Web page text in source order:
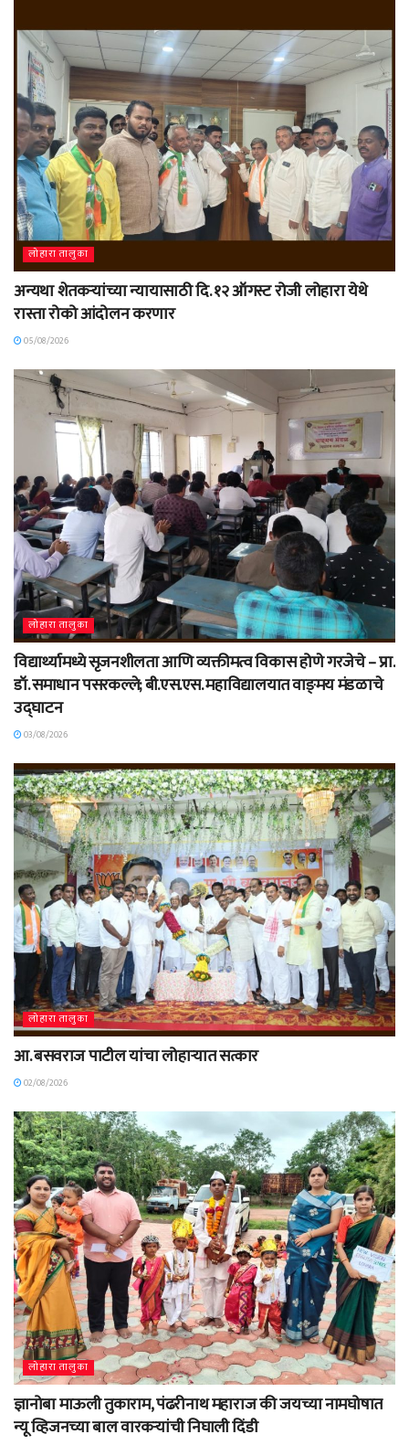
लोहारा तालुका
अन्यथा शेतकऱ्यांच्या न्यायासाठी दि. १२ ऑगस्ट रोजी लोहारा येथे
रास्ता रोको आंदोलन करणार
05/08/2026
लोहारा तालुका
विद्यार्थ्यामध्ये सृजनशीलता आणि व्यक्तीमत्व विकास होणे गरजेचे – प्रा.
डॉ. समाधान पसरकल्ले; बी.एस.एस. महाविद्यालयात वाङ्‌मय मंडळाचे
उद्घाटन
03/08/2026
लोहारा तालुका
आ. बसवराज पाटील यांचा लोहाऱ्यात सत्कार
02/08/2026
लोहारा तालुका
ज्ञानोबा माऊली तुकाराम, पंढरीनाथ महाराज की जयच्या नामघोषात
न्यू व्हिजनच्या बाल वारकऱ्यांची निघाली दिंडी